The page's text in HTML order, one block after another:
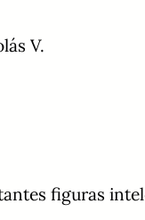
V.
figuras